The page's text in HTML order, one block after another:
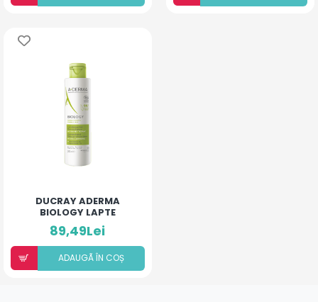
DUCRAY ADERMA
BIOLOGY LAPTE
DEMACHIANT 200ML
89,49Lei
ADAUGÃ ÎN COȘ